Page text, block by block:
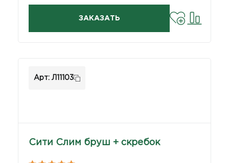
ЗАКАЗАТЬ
Арт: Л11103
Сити Слим бруш + скребок